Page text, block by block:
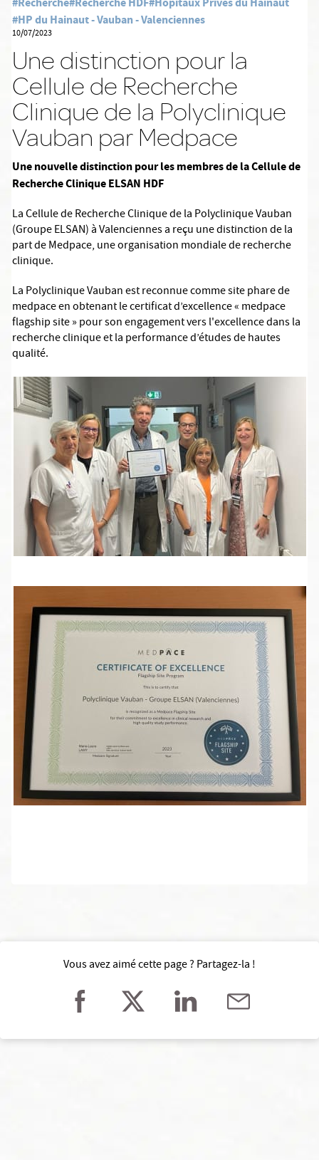
#HP du Hainaut - Vauban - Valenciennes
10/07/2023
Une distinction pour la
Cellule de Recherche
Clinique de la Polyclinique
Vauban par Medpace
Une nouvelle distinction pour les membres de la Cellule de
Recherche Clinique ELSAN HDF
La Cellule de Recherche Clinique de la Polyclinique Vauban
(Groupe ELSAN) à Valenciennes a reçu une distinction de la
part de Medpace, une organisation mondiale de recherche
clinique.
La Polyclinique Vauban est reconnue comme site phare de
medpace en obtenant le certificat d’excellence « medpace
flagship site » pour son engagement vers l'excellence dans la
recherche clinique et la performance d’études de hautes
qualité.
Vous avez aimé cette page ? Partagez-la !